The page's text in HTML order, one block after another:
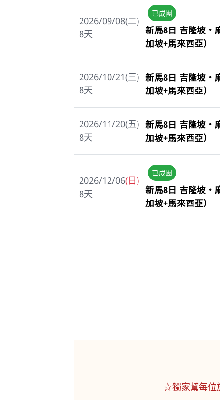
☆獨家幫每位
2026/09/08(二)
8天
已成團
新馬8日 吉隆坡‧
加坡+馬來西亞）
2026/10/21(三)
8天
新馬8日 吉隆坡‧
加坡+馬來西亞）
2026/11/20(五)
8天
新馬8日 吉隆坡‧
加坡+馬來西亞）
2026/12/06(日)
8天
已成團
新馬8日 吉隆坡‧
加坡+馬來西亞）